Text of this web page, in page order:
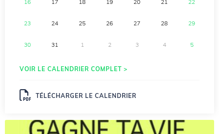
16 17 18 19 20 21 22
23 24 25 26 27 28 29
30 31 1 2 3 4 5
VOIR LE CALENDRIER COMPLET >
TÉLÉCHARGER LE CALENDRIER